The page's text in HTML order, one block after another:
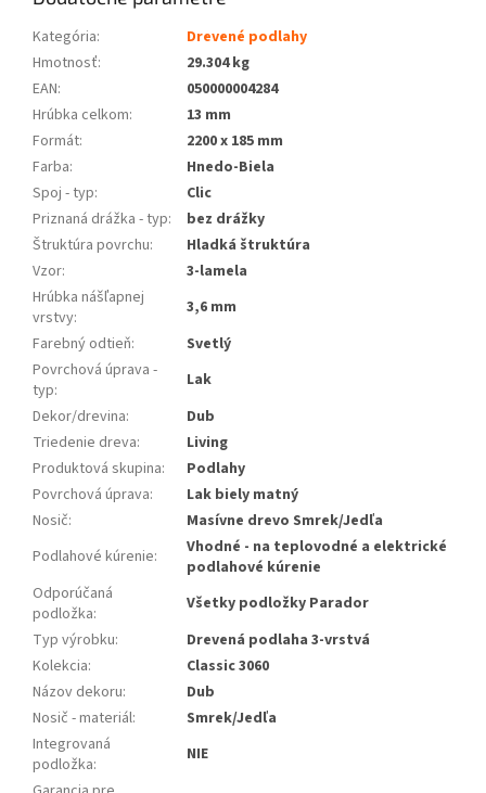
Kategória:
Drevené podlahy
Hmotnosť:
29.304 kg
EAN:
050000004284
Hrúbka celkom:
13 mm
Formát:
2200 x 185 mm
Farba:
Hnedo-Biela
Spoj - typ:
Clic
Priznaná drážka - typ:
bez drážky
Štruktúra povrchu:
Hladká štruktúra
Vzor:
3-lamela
Hrúbka nášľapnej
vrstvy:
3,6 mm
Farebný odtieň:
Svetlý
Povrchová úprava -
typ:
Lak
Dekor/drevina:
Dub
Triedenie dreva:
Living
Produktová skupina:
Podlahy
Povrchová úprava:
Lak biely matný
Nosič:
Masívne drevo Smrek/Jedľa
Podlahové kúrenie:
Vhodné - na teplovodné a elektrické
podlahové kúrenie
Odporúčaná
podložka:
Všetky podložky Parador
Typ výrobku:
Drevená podlaha 3-vrstvá
Kolekcia:
Classic 3060
Názov dekoru:
Dub
Nosič - materiál:
Smrek/Jedľa
Integrovaná
podložka:
NIE